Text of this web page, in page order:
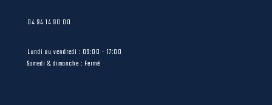
04 94 14 90 00
Lundi au vendredi : 09:00 - 17:00
Samedi & dimanche : Fermé